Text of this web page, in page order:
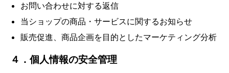
お問い合わせに対する返信
当ショップの商品・サービスに関するお知らせ
販売促進、商品企画を目的としたマーケティング分析
４．個人情報の安全管理